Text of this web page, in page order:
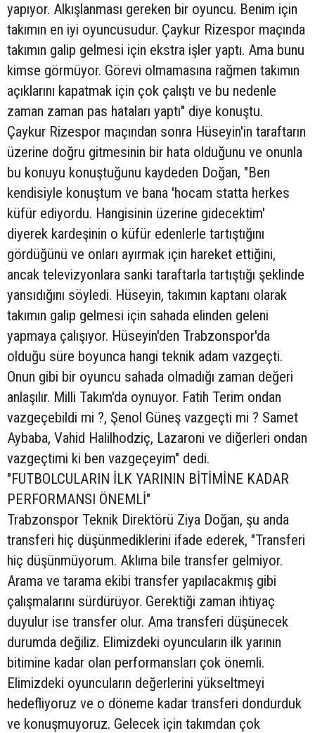
yapıyor. Alkışlanması gereken bir oyuncu. Benim için
takımın en iyi oyuncusudur. Çaykur Rizespor maçında
takımın galip gelmesi için ekstra işler yaptı. Ama bunu
kimse görmüyor. Görevi olmamasına rağmen takımın
açıklarını kapatmak için çok çalıştı ve bu nedenle
zaman zaman pas hataları yaptı" diye konuştu.
Çaykur Rizespor maçından sonra Hüseyin'in taraftarın
üzerine doğru gitmesinin bir hata olduğunu ve onunla
bu konuyu konuştuğunu kaydeden Doğan, "Ben
kendisiyle konuştum ve bana 'hocam statta herkes
küfür ediyordu. Hangisinin üzerine gidecektim'
diyerek kardeşinin o küfür edenlerle tartıştığını
gördüğünü ve onları ayırmak için hareket ettiğini,
ancak televizyonlara sanki taraftarla tartıştığı şeklinde
yansıdığını söyledi. Hüseyin, takımın kaptanı olarak
takımın galip gelmesi için sahada elinden geleni
yapmaya çalışıyor. Hüseyin'den Trabzonspor'da
olduğu süre boyunca hangi teknik adam vazgeçti.
Onun gibi bir oyuncu sahada olmadığı zaman değeri
anlaşılır. Milli Takım'da oynuyor. Fatih Terim ondan
vazgeçebildi mi ?, Şenol Güneş vazgeçti mi ? Samet
Aybaba, Vahid Halilhodziç, Lazaroni ve diğerleri ondan
vazgeçtimi ki ben vazgeçeyim" dedi.
"FUTBOLCULARIN İLK YARININ BİTİMİNE KADAR
PERFORMANSI ÖNEMLİ"
Trabzonspor Teknik Direktörü Ziya Doğan, şu anda
transferi hiç düşünmediklerini ifade ederek, "Transferi
hiç düşünmüyorum. Aklıma bile transfer gelmiyor.
Arama ve tarama ekibi transfer yapılacakmış gibi
çalışmalarını sürdürüyor. Gerektiği zaman ihtiyaç
duyulur ise transfer olur. Ama transferi düşünecek
durumda değiliz. Elimizdeki oyuncuların ilk yarının
bitimine kadar olan performansları çok önemli.
Elimizdeki oyuncuların değerlerini yükseltmeyi
hedefliyoruz ve o döneme kadar transferi dondurduk
ve konuşmuyoruz. Gelecek için takımdan çok